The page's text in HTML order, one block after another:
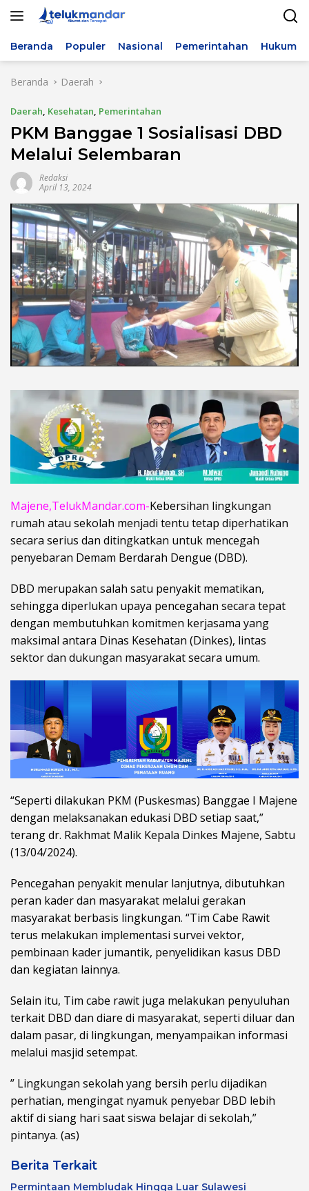
Beranda Populer Nasional Pemerintahan Hukum
Beranda Daerah
Daerah, Kesehatan, Pemerintahan
PKM Banggae 1 Sosialisasi DBD
Melalui Selembaran
Redaksi
April 13, 2024
Majene,TelukMandar.com-Kebersihan lingkungan
rumah atau sekolah menjadi tentu tetap diperhatikan
secara serius dan ditingkatkan untuk mencegah
penyebaran Demam Berdarah Dengue (DBD).
DBD merupakan salah satu penyakit mematikan,
sehingga diperlukan upaya pencegahan secara tepat
dengan membutuhkan komitmen kerjasama yang
maksimal antara Dinas Kesehatan (Dinkes), lintas
sektor dan dukungan masyarakat secara umum.
“Seperti dilakukan PKM (Puskesmas) Banggae I Majene
dengan melaksanakan edukasi DBD setiap saat,”
terang dr. Rakhmat Malik Kepala Dinkes Majene, Sabtu
(13/04/2024).
Pencegahan penyakit menular lanjutnya, dibutuhkan
peran kader dan masyarakat melalui gerakan
masyarakat berbasis lingkungan. “Tim Cabe Rawit
terus melakukan implementasi survei vektor,
pembinaan kader jumantik, penyelidikan kasus DBD
dan kegiatan lainnya.
Selain itu, Tim cabe rawit juga melakukan penyuluhan
terkait DBD dan diare di masyarakat, seperti diluar dan
dalam pasar, di lingkungan, menyampaikan informasi
melalui masjid setempat.
” Lingkungan sekolah yang bersih perlu dijadikan
perhatian, mengingat nyamuk penyebar DBD lebih
aktif di siang hari saat siswa belajar di sekolah,”
pintanya. (as)
Berita Terkait
Permintaan Membludak Hingga Luar Sulawesi